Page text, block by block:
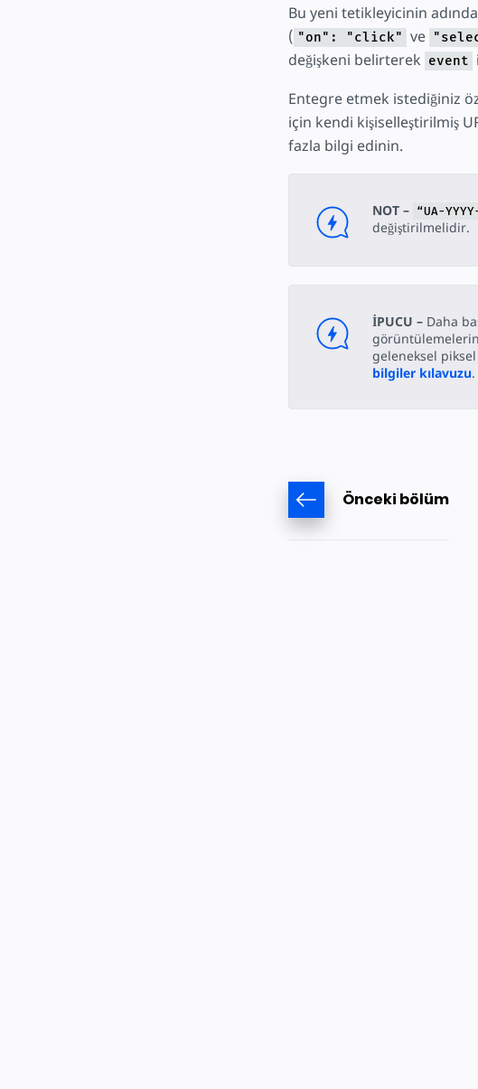
Bu yeni tetikleyicinin
( "on": "click" ve
değişkeni belirterek event
Entegre etmek istediğiniz
için kendi kişiselleştirilmiş
fazla bilgi edinin.
NOT – “UA-
değiştirilmelidir.
İPUCU –Daha
geleneksel
bilgiler kılavuzu.
Önceki bölüm